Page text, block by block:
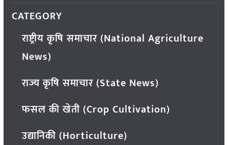
CATEGORY
राष्ट्रीय कृषि समाचार (National Agriculture
News)
राज्य कृषि समाचार (State News)
फसल की खेती (Crop Cultivation)
उद्यानिकी (Horticulture)